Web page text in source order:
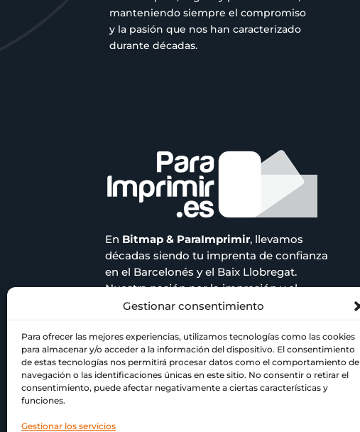
Gestionar consentimiento
Para ofrecer las mejores experiencias, utilizamos tecnologías como las cookies
para almacenar y/o acceder a la información del dispositivo. El consentimiento
de estas tecnologías nos permitirá procesar datos como el comportamiento de
navegación o las identificaciones únicas en este sitio. No consentir o retirar el
consentimiento, puede afectar negativamente a ciertas características y
funciones.
Gestionar los servicios
manteniendo siempre el compromiso
y la pasión que nos han caracterizado
durante décadas.
En Bitmap & ParaImprimir, llevamos
décadas siendo tu imprenta de confianza
en el Barcelonés y el Baix Llobregat.
Nuestra pasión por la impresión y el
compromiso con la calidad nos han